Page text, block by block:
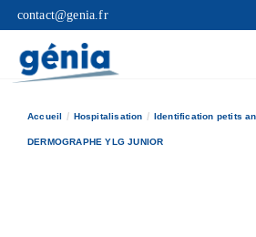
contact@genia.fr
Accueil Hospitalisation Identification petits
DERMOGRAPHE YLG JUNIOR